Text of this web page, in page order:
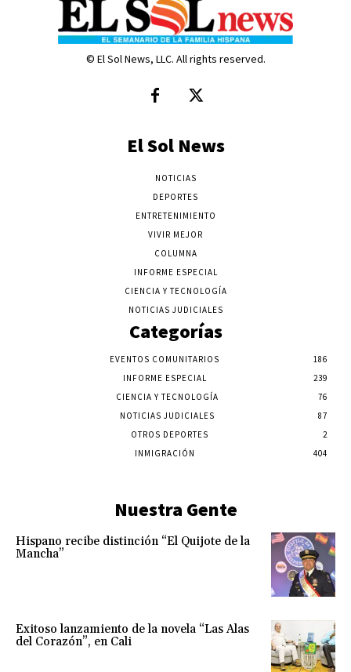
© El Sol News, LLC. All rights reserved.
El Sol News
NOTICIAS
DEPORTES
ENTRETENIMIENTO
VIVIR MEJOR
COLUMNA
INFORME ESPECIAL
CIENCIA Y TECNOLOGÍA
NOTICIAS JUDICIALES
Categorías
EVENTOS COMUNITARIOS
186
INFORME ESPECIAL
239
CIENCIA Y TECNOLOGÍA
76
NOTICIAS JUDICIALES
87
OTROS DEPORTES
2
INMIGRACIÓN
404
Nuestra Gente
Hispano recibe distinción “El Quijote de la
Mancha”
Exitoso lanzamiento de la novela “Las Alas
del Corazón”, en Cali